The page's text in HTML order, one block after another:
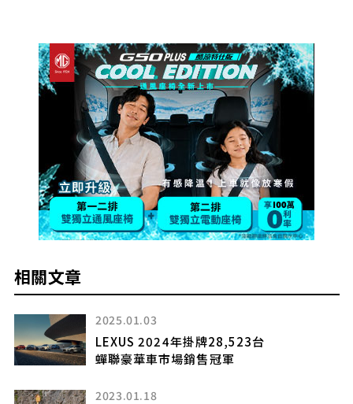
相關文章
2025.01.03
LEXUS 2024年掛牌28,523台
蟬聯豪華車市場銷售冠軍
2023.01.18